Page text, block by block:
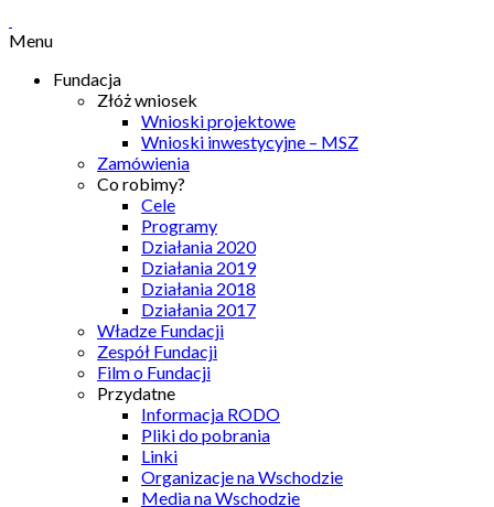
Menu
Fundacja
Złóż wniosek
Wnioski projektowe
Wnioski inwestycyjne – MSZ
Zamówienia
Co robimy?
Cele
Programy
Działania 2020
Działania 2019
Działania 2018
Działania 2017
Władze Fundacji
Zespół Fundacji
Film o Fundacji
Przydatne
Informacja RODO
Pliki do pobrania
Linki
Organizacje na Wschodzie
Media na Wschodzie